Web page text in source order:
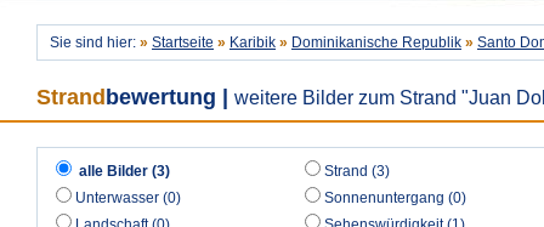
Sie sind hier: » Startseite » Karibik » Dominikanische Republik » Santo
Strand bewertung weitere Bilder zum Strand "Juan
alle Bilder (3)
Strand (3)
Unterwasser (0)
Sonnenuntergang (0)